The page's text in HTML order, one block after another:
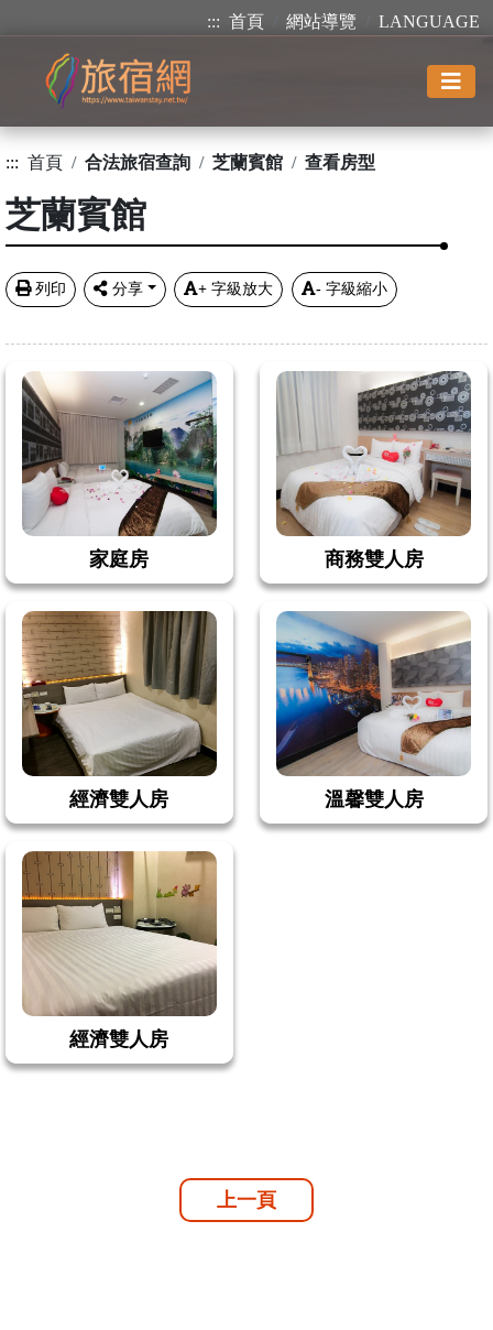
::: 首頁 網站導覽 LANGUAGE
::: 首頁 合法旅宿查詢 芝蘭賓館 查看房型
芝蘭賓館
列印 分享 + 字級放大 - 字級縮小
家庭房 商務雙人房
經濟雙人房 溫馨雙人房
經濟雙人房
上一頁